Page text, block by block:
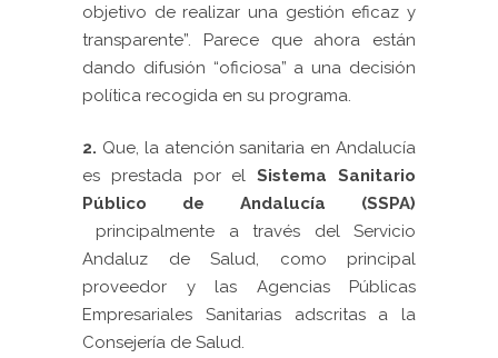
objetivo de realizar una gestión eficaz y
transparente”. Parece que ahora están
dando difusión “oficiosa” a una decisión
política recogida en su programa.
2. Que, la atención sanitaria en Andalucía
es prestada por elSistema Sanitario
Público de Andalucía (SSPA)
principalmente a través del Servicio
Andaluz de Salud, como principal
proveedor y las Agencias Públicas
Empresariales Sanitarias adscritas a la
Consejería de Salud.